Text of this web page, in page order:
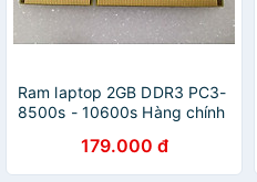
Ram laptop 2GB DDR3 PC3-
8500s - 10600s Hàng chính
179.000 đ